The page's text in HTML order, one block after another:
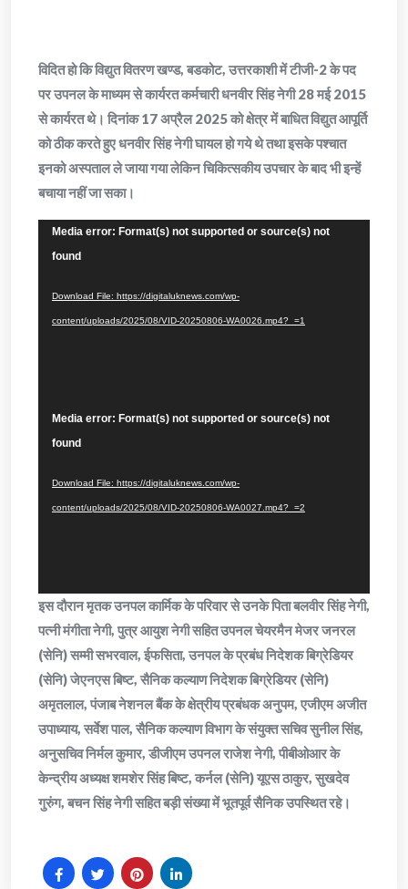
विदित हो कि विद्युत वितरण खण्ड, बडकोट, उत्तरकाशी में टीजी-2 के पद
पर उपनल के माध्यम से कार्यरत कर्मचारी धनवीर सिंह नेगी 28 मई 2015
से कार्यरत थे। दिनांक 17 अप्रैल 2025 को क्षेत्र में बाधित विद्युत आपूर्ति
को ठीक करते हुए धनवीर सिंह नेगी घायल हो गये थे तथा इसके पश्चात
इनको अस्पताल ले जाया गया लेकिन चिकित्सकीय उपचार के बाद भी इन्हें
बचाया नहीं जा सका।
Video
Player
Media error: Format(s) not supported or source(s) not
found
Download File: https://digitaluknews.com/wp-
content/uploads/2025/08/VID-20250806-WA0026.mp4?_=1
Video
Player
Media error: Format(s) not supported or source(s) not
found
Download File: https://digitaluknews.com/wp-
content/uploads/2025/08/VID-20250806-WA0027.mp4?_=2
इस दौरान मृतक उनपल कार्मिक के परिवार से उनके पिता बलवीर सिंह नेगी,
पत्नी मंगीता नेगी, पुत्र आयुश नेगी सहित उपनल चेयरमैन मेजर जनरल
(सेनि) सम्मी सभरवाल, ईफसिता, उनपल के प्रबंध निदेशक बिग्रेडियर
(सेनि) जेएनएस बिष्ट, सैनिक कल्याण निदेशक बिग्रेडियर (सेनि)
अमृतलाल, पंजाब नेशनल बैंक के क्षेत्रीय प्रबंधक अनुपम, एजीएम अजीत
उपाध्याय, सर्वेश पाल, सैनिक कल्याण विभाग के संयुक्त सचिव सुनील सिंह,
अनुसचिव निर्मल कुमार, डीजीएम उपनल राजेश नेगी, पीबीओआर के
केन्द्रीय अध्यक्ष शमशेर सिंह बिष्ट, कर्नल (सेनि) यूएस ठाकुर, सुखदेव
गुरुंग, बचन सिंह नेगी सहित बड़ी संख्या में भूतपूर्व सैनिक उपस्थित रहे।